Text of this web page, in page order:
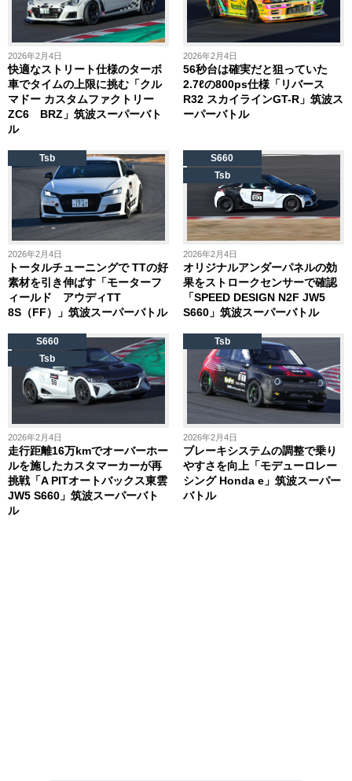
2026年2月4日
快適なストリート仕様のターボ
車でタイムの上限に挑む「クル
マドー カスタムファクトリー
ZC6 BRZ」筑波スーパーバト
ル
2026年2月4日
56秒台は確実だと狙っていた
2.7ℓの800ps仕様「リバース
R32 スカイラインGT-R」筑波ス
ーパーバトル
2026年2月4日
トータルチューニングで TTの好
素材を引き伸ばす「モーターフ
ィールド アウディTT
8S（FF）」筑波スーパーバトル
Tsb
2026年2月4日
オリジナルアンダーパネルの効
果をストロークセンサーで確認
「SPEED DESIGN N2F JW5
S660」筑波スーパーバトル
S660
Tsb
2026年2月4日
走行距離16万kmでオーバーホー
ルを施したカスタマーカーが再
挑戦「A PITオートバックス東雲
JW5 S660」筑波スーパーバト
ル
S660
Tsb
2026年2月4日
ブレーキシステムの調整で乗り
やすさを向上「モデューロレー
シング Honda e」筑波スーパー
バトル
Tsb